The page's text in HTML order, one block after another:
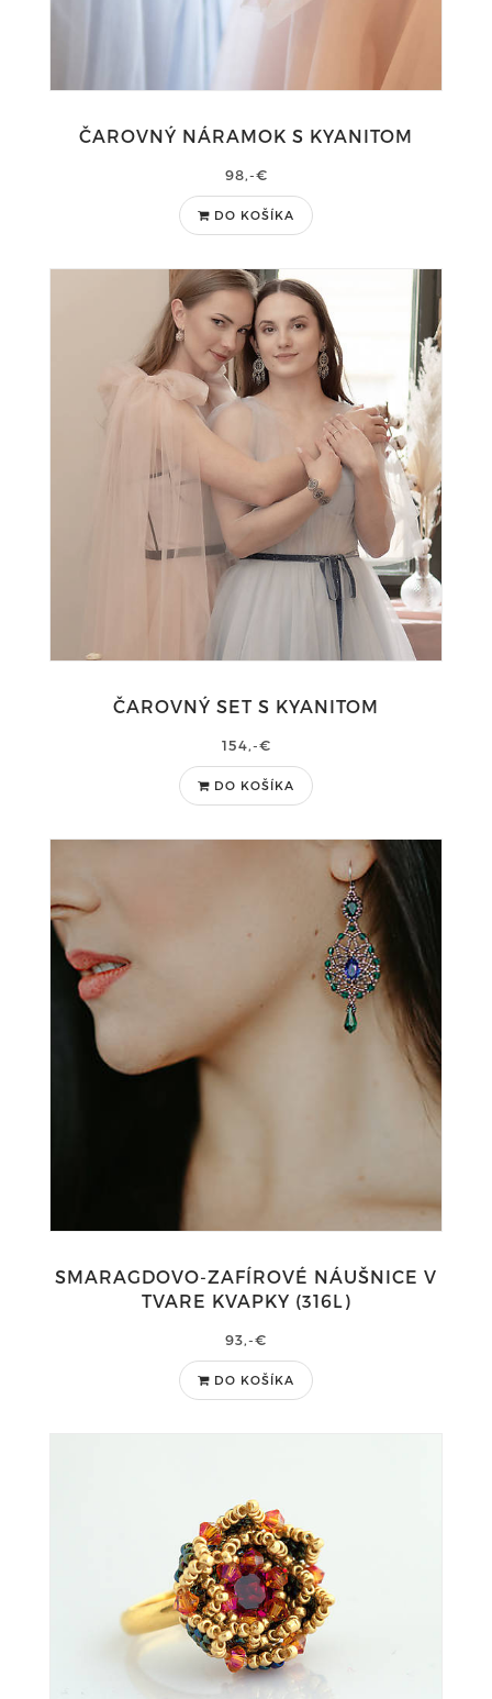
ČAROVNÝ NÁRAMOK S KYANITOM
98,-€
DO KOŠÍKA
ČAROVNÝ SET S KYANITOM
154,-€
DO KOŠÍKA
SMARAGDOVO-ZAFÍROVÉ NÁUŠNICE V
TVARE KVAPKY (316L)
93,-€
DO KOŠÍKA